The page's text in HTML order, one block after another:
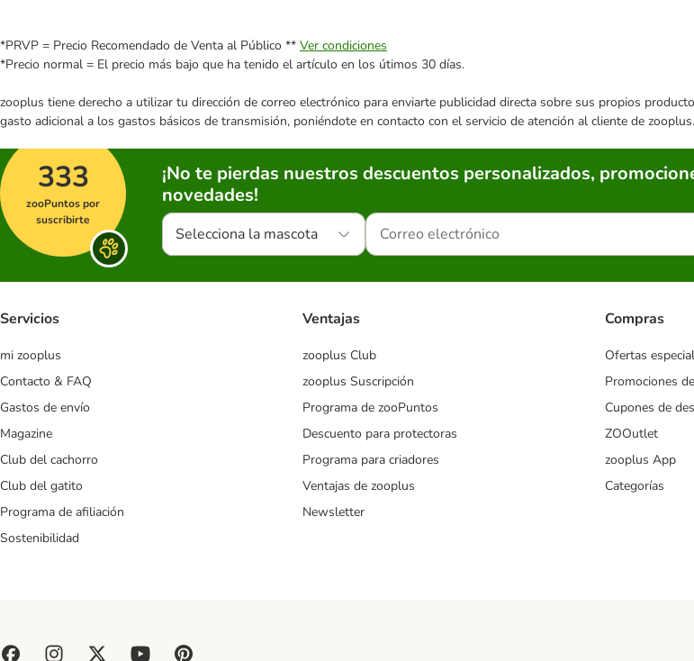
*PRVP = Precio Recomendado de Venta al Público ** Ver condiciones
*Precio normal = El precio más bajo que ha tenido el artículo en los útimos 30 días.
zooplus tiene derecho a utilizar tu dirección de correo electrónico para enviarte publicidad directa sobre sus propios
gasto adicional a los gastos básicos de transmisión, poniéndote en contacto con el servicio de atención al cliente de
333
zooPuntos por
suscribirte
¡No te pierdas nuestros descuentos personalizados,
novedades!
Selecciona la mascota
Servicios
mi zooplus
Contacto & FAQ
Gastos de envío
Magazine
Club del cachorro
Club del gatito
Programa de afiliación
Sostenibilidad
Ventajas
zooplus Club
zooplus Suscripción
Programa de zooPuntos
Descuento para protectoras
Programa para criadores
Ventajas de zooplus
Newsletter
Compras
Ofertas
Promociones
Cupones de
ZOOutlet
zooplus App
Categorías